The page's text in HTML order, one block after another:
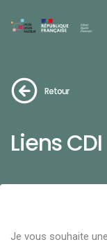
Retour
Liens CDI
Je vous souhaite